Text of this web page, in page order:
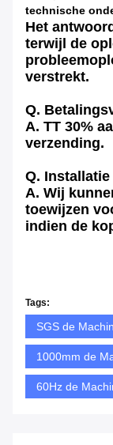
technische
Het
terwijl de
verstrekt.
Q.
A. TT 30%
verzending.
Q.
A. Wij
toewijzen
indien de
Tags:
SGS de
1000mm de
60Hz de